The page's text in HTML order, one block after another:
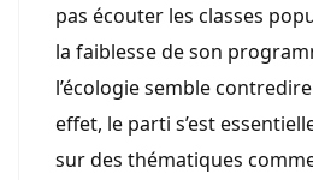
pas écouter les classes
la faiblesse de son
l’écologie semble
effet, le parti s’est
sur des thématiques